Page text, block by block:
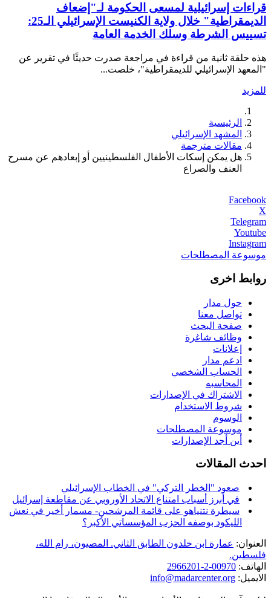
قراءات إسرائيلية لمسعى الحكومة لـ"إضعاف
الديمقراطية" خلال ولاية الكنيست الإسرائيلي الـ25:
تسييس الشرطة وسلك الخدمة العامة
هذه حلقة ثانية من قراءة في مراجعة صدرت حديثًا في تقرير عن
"المعهد الإسرائيلي للديمقراطية"، خلصت...
للمزيد
الرئيسية
المشهد الإسرائيلي
مقالات مترجمة
هل يمكن إسكات الأطفال الفلسطينيين أو إبعادهم عن مسرح
العنف والصراع
Facebook
X
Telegram
Youtube
Instagram
موسوعة المصطلحات
روابط اخرى
حول مدار
تواصل معنا
صفحة البحث
وظائف شاغرة
إعلانات
ادعم مدار
الحساب الشخصي
المحاسبه
الاشتراك في الإصدارات
شروط الاستخدام
الوسوم
موسوعة المصطلحات
أين أجد الإصدارات
احدث المقالات
صعود "الخطر التركي" في الخطاب الإسرائيلي
في أبرز أسباب امتناع الاتحاد الأوروبي عن مقاطعة إسرائيل
سيطرة نتنياهو على قائمة المرشحين- مسمار أخير في نعش
الليكود بوصفه الحزب المؤسساتي الأكبر؟
العنوان: عمارة ابن خلدون الطابق الثاني. المصيون، رام الله،
فلسطين.
الهاتف: 00970-2-2966201
الايميل: info@madarcenter.org